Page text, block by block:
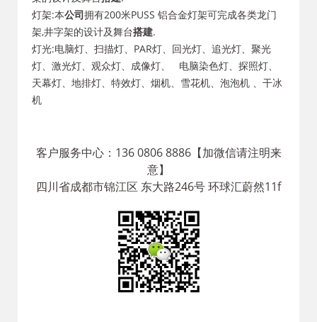
灯架:本公司拥有200米PUSS 铝合金灯架可完成各类龙门
架,井字架的设计及舞台搭建.
灯光:电脑灯、扫描灯、PAR灯、回光灯、追光灯、聚光
灯、激光灯、观众灯、成像灯、 电脑染色灯、探照灯、
天幕灯、地排灯、特效灯、烟机、雪花机、泡泡机 、干冰
机
客户服务中心：136 0806 8886【加微信请注明来
意】
四川省成都市锦江区 东大路246号 环球汇蔚然11f